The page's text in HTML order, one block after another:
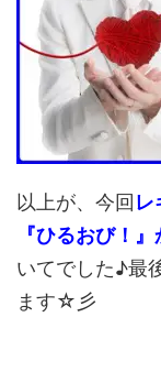
以上が、今回 レ
『ひるおび！
いてでした♪最
ます☆彡